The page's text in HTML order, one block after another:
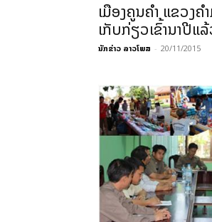
ເມືອງຄູນຄຳ ແຂວງຄ
ເກັບກ່ຽວເຂົ້ານາປີແ
ນັກຂ່າວ ລາວໂພສ - 20/11/2015